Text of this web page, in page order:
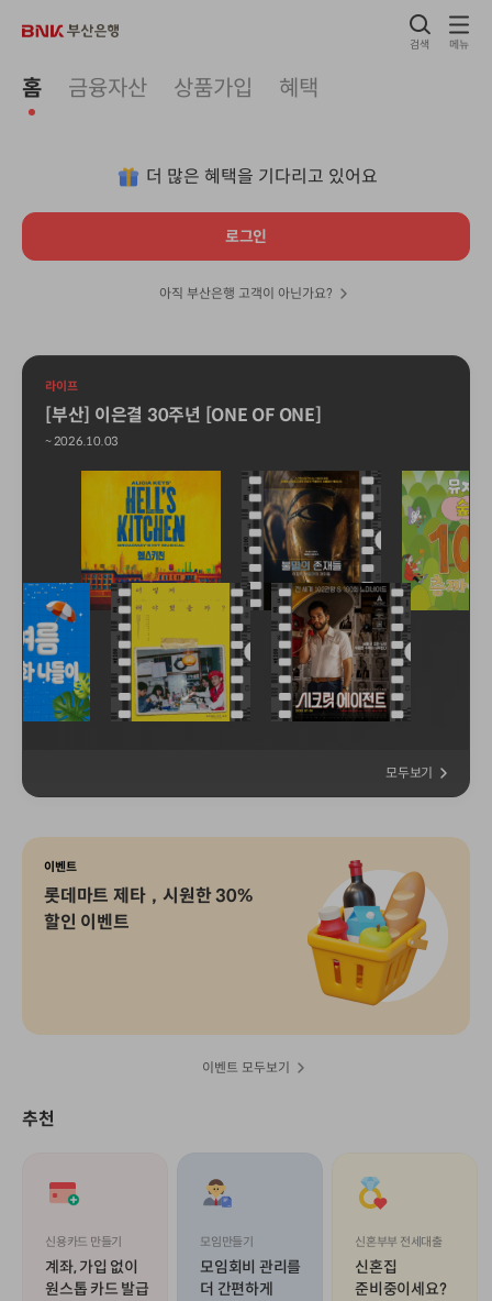
검색 메뉴
홈 금융자산 상품가입 혜택
더 많은 혜택을 기다리고 있어요
로그인
아직 부산은행 고객이 아닌가요?
라이프
[부산] 이은결 30주년 [ONE OF ONE]
~ 2026.10.03
모두보기
이벤트
롯데마트 제타，시원한 30%
할인 이벤트
이벤트 모두보기
추천
신용카드 만들기
계좌, 가입 없이
원스톱 카드 발급
모임만들기
모임회비 관리를
더 간편하게
신혼부부 전세대출
신혼집
준비중이세요?